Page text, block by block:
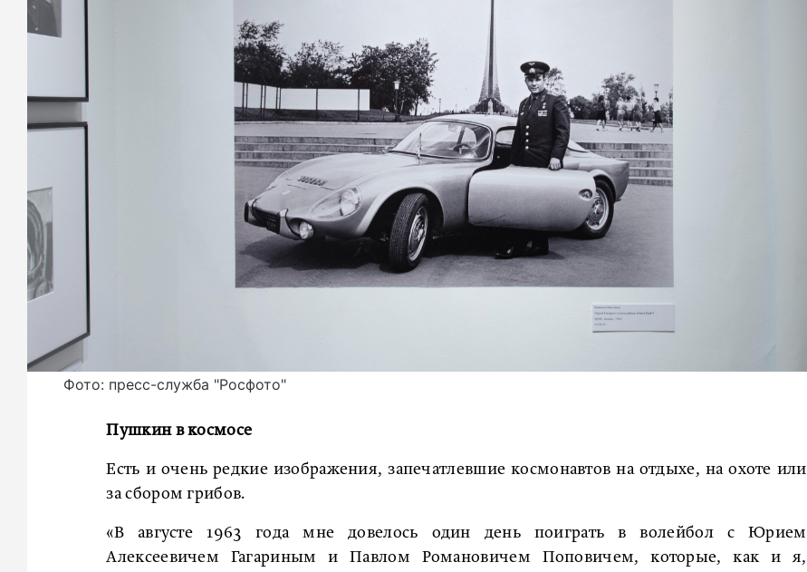
Фото: пресс-служба "Росфото"
Пушкин в космосе
Есть и очень редкие изображения, запечатлевшие космонавтов на отдыхе, на охоте или
за сбором грибов.
«В августе 1963 года мне довелось один день поиграть в волейбол с Юрием
Алексеевичем Гагариным и Павлом Романовичем Поповичем, которые, как и я,